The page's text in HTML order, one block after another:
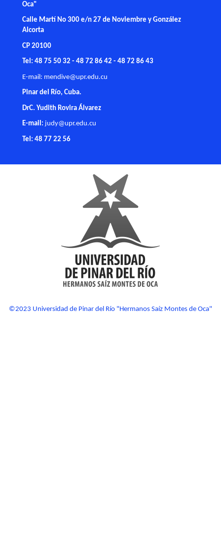
Oca"
Calle Martí No 300 e/n 27 de Noviembre y González
Alcorta
CP 20100
Tel: 48 75 50 32 - 48 72 86 42 - 48 72 86 43
E-mail: mendive@upr.edu.cu
Pinar del Río, Cuba.
DrC. Yudith Rovira Álvarez
E-mail: judy@upr.edu.cu
Tel: 48 77 22 56
©2023 Universidad de Pinar del Río "Hermanos Saíz Montes de Oca"